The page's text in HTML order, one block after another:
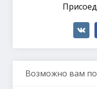
Возможно вам